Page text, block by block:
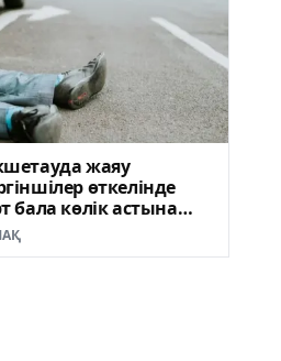
жаяу
өткелінде
бала көлік астына